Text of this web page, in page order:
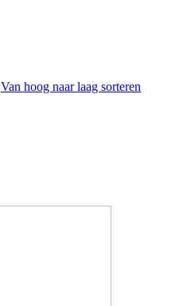
Van hoog naar laag sorteren